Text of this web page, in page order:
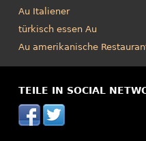
Au Italiener
türkisch essen Au
Au amerikanische
TEILE IN SOCIAL